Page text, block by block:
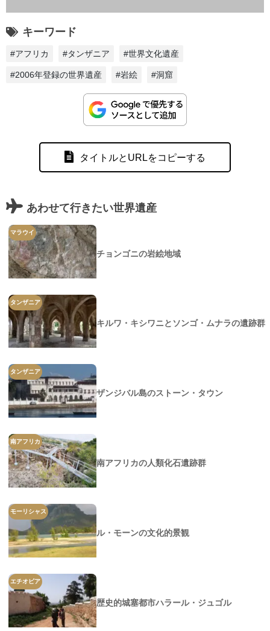
キーワード
#アフリカ #タンザニア #世界文化遺産
#2006年登録の世界遺産 #岩絵 #洞窟
タイトルとURLをコピーする
あわせて行きたい世界遺産
マラウイ
チョンゴニの岩絵地域
タンザニア
キルワ・キシワニとソンゴ・ムナラの遺跡群
タンザニア
ザンジバル島のストーン・タウン
南アフリカ
南アフリカの人類化石遺跡群
モーリシャス
ル・モーンの文化的景観
エチオピア
歴史的城塞都市ハラール・ジュゴル